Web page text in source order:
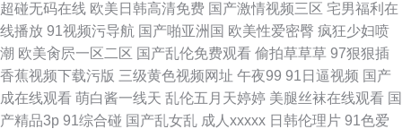
超碰无码在线 欧美日韩高清免费 国产激情视频三区 宅男福利在
线播放 91视频污导航 国产啪亚洲国 欧美性爱密臀 疯狂少妇喷
潮 欧美肏屄一区二区 国产乱伦免费观看 偷拍草草草 97狠狠插
香蕉视频下载污版 三级黄色视频网址 午夜99 91日逼视频 国产
成在线观看 萌白酱一线天 乱伦五月天婷婷 美腿丝袜在线观看 国
产精品3p 91综合碰 国产乱女乱 成人xxxxx 日韩伦理片 91色爱